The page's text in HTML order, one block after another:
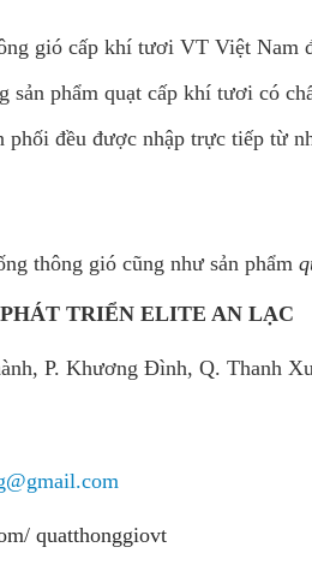
gió cấp khí tươi VT Việt
sản phẩm quạt cấp khí tươi có
phối đều được nhập trực tiếp từ
thông gió cũng như sản phẩm
TRIỂN ELITE AN LẠC
P. Khương Đình, Q. Thanh
quatthonggiovt